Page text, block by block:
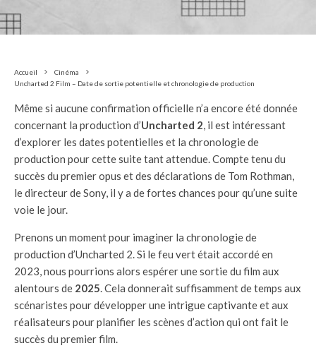
Accueil
Cinéma
Uncharted 2 Film – Date de sortie potentielle et chronologie de production
Même si aucune confirmation officielle n’a encore été donnée
concernant la production d’Uncharted 2, il est intéressant
d’explorer les dates potentielles et la chronologie de
production pour cette suite tant attendue. Compte tenu du
succès du premier opus et des déclarations de Tom Rothman,
le directeur de Sony, il y a de fortes chances pour qu’une suite
voie le jour.
Prenons un moment pour imaginer la chronologie de
production d’Uncharted 2. Si le feu vert était accordé en
2023, nous pourrions alors espérer une sortie du film aux
alentours de 2025. Cela donnerait suffisamment de temps aux
scénaristes pour développer une intrigue captivante et aux
réalisateurs pour planifier les scènes d’action qui ont fait le
succès du premier film.